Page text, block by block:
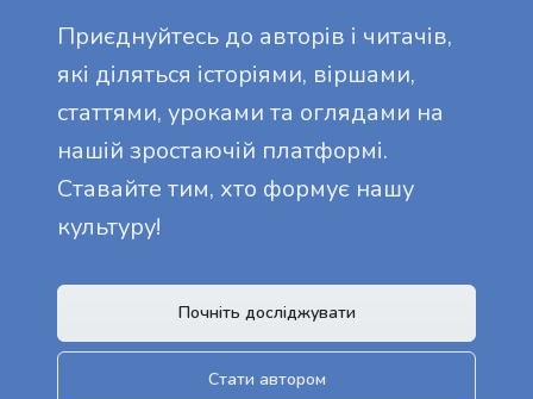
Приєднуйтесь до авторів і читачів,
які діляться історіями, віршами,
статтями, уроками та оглядами на
нашій зростаючій платформі.
Ставайте тим, хто формує нашу
культуру!
Почніть досліджувати
Стати автором